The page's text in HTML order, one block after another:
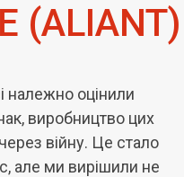
(ALIANT)
належно оцінили
виробництво цих
війну. Це стало
але ми вирішили не